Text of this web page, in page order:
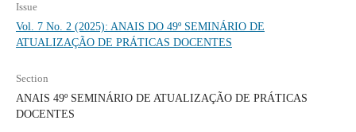
Issue
Vol. 7 No. 2 (2025): ANAIS DO 49º SEMINÁRIO DE
ATUALIZAÇÃO DE PRÁTICAS DOCENTES
Section
ANAIS 49º SEMINÁRIO DE ATUALIZAÇÃO DE PRÁTICAS
DOCENTES